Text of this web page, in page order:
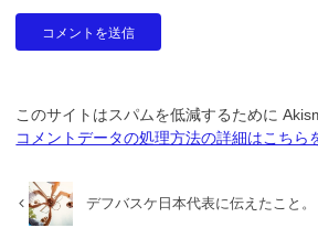
このサイトはスパムを低減するために
コメントデータの処理方法の詳細はこちら
デフバスケ日本代表に伝えたこと。